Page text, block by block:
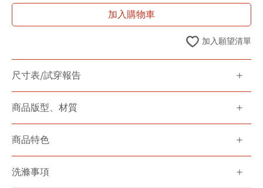
加入購物車
加入願望清單
尺寸表/試穿報告
商品版型、材質
商品特色
洗滌事項